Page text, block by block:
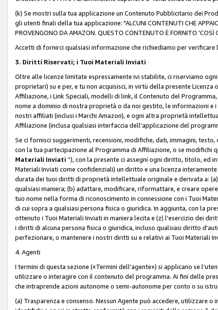
(k) Se mostri sulla tua applicazione un Contenuto Pubblicitario dei
gli utenti finali della tua applicazione: "ALCUNI CONTENUTI CHE
PROVENGONO DA AMAZON. QUESTO CONTENUTO È FORNITO
Accetti di fornirci qualsiasi informazione che richiediamo per
3. Diritti Riservati; i Tuoi Materiali Inviati
Oltre alle licenze limitate espressamente ivi stabilite, ci riserviamo
proprietari) su e per, e tu non acquisisci, in virtù della presente
Affiliazione, i Link Speciali, modelli di link, il Contenuto del
nome a dominio di nostra proprietà o da noi gestito, le informazioni e
nostri affiliati (inclusi i Marchi Amazon), e ogni altra proprietà
Affiliazione (inclusa qualsiasi interfaccia dell'applicazione del
Se ci fornisci suggerimenti, recensioni, modifiche, dati, immagini,
con la tua partecipazione al Programma di Affiliazione, o se modifichi
Materiali Inviati ”), con la presente ci assegni ogni diritto, titolo, ed
Materiali Inviati come confidenziali) un diritto e una licenza
durata dei tuoi diritti di proprietà intellettuale originale e derivata a:
qualsiasi maniera; (b) adattare, modificare, riformattare, e creare
tuo nome nella forma di riconoscimento in connessione con i Tuoi
di cui sopra a qualsiasi persona fisica o giuridica. In aggiunta, con la
ottenuto i Tuoi Materiali Inviati in maniera lecita e (z) l'esercizio dei
i diritti di alcuna persona fisica o giuridica, incluso qualsiasi diritto
perfezionare, o mantenere i nostri diritti su e relativi ai Tuoi Materiali
4. Agenti
I termini di questa sezione («Termini dell'agente») si applicano se
utilizzare o interagire con il contenuto del programma. Ai fini delle
che intraprende azioni autonome o semi-autonome per conto o su
(a) Trasparenza e consenso. Nessun Agente può accedere, utilizzare